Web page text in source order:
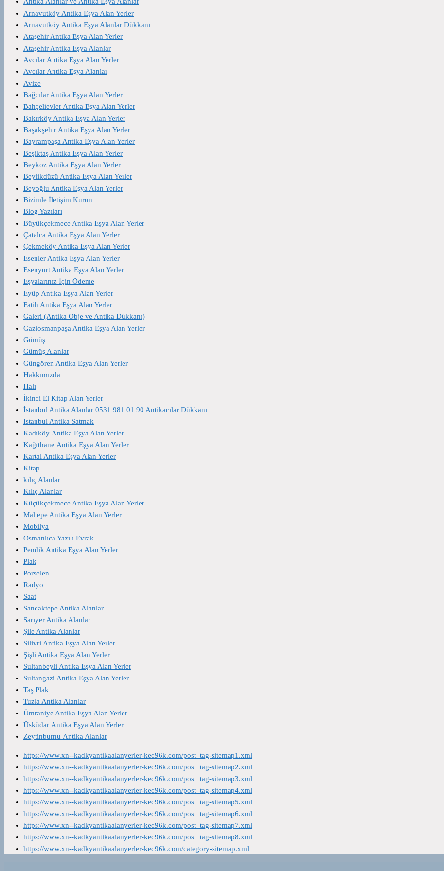
Arnavutköy Antika Eşya Alan Yerler
Arnavutköy Antika Eşya Alanlar Dükkanı
Ataşehir Antika Eşya Alan Yerler
Ataşehir Antika Eşya Alanlar
Avcılar Antika Eşya Alan Yerler
Avcılar Antika Eşya Alanlar
Avize
Bağcılar Antika Eşya Alan Yerler
Bahçelievler Antika Eşya Alan Yerler
Bakırköy Antika Eşya Alan Yerler
Başakşehir Antika Eşya Alan Yerler
Bayrampaşa Antika Eşya Alan Yerler
Beşiktaş Antika Eşya Alan Yerler
Beykoz Antika Eşya Alan Yerler
Beylikdüzü Antika Eşya Alan Yerler
Beyoğlu Antika Eşya Alan Yerler
Bizimle İletişim Kurun
Blog Yazıları
Büyükçekmece Antika Eşya Alan Yerler
Çatalca Antika Eşya Alan Yerler
Çekmeköy Antika Eşya Alan Yerler
Esenler Antika Eşya Alan Yerler
Esenyurt Antika Eşya Alan Yerler
Eşyalarınız İçin Ödeme
Eyüp Antika Eşya Alan Yerler
Fatih Antika Eşya Alan Yerler
Galeri (Antika Obje ve Antika Dükkanı)
Gaziosmanpaşa Antika Eşya Alan Yerler
Gümüş
Gümüş Alanlar
Güngören Antika Eşya Alan Yerler
Hakkımızda
Halı
İkinci El Kitap Alan Yerler
İstanbul Antika Alanlar 0531 981 01 90 Antikacılar Dükkanı
İstanbul Antika Satmak
Kadıköy Antika Eşya Alan Yerler
Kağıthane Antika Eşya Alan Yerler
Kartal Antika Eşya Alan Yerler
Kitap
kılıç Alanlar
Kılıç Alanlar
Küçükçekmece Antika Eşya Alan Yerler
Maltepe Antika Eşya Alan Yerler
Mobilya
Osmanlıca Yazılı Evrak
Pendik Antika Eşya Alan Yerler
Plak
Porselen
Radyo
Saat
Sancaktepe Antika Alanlar
Sarıyer Antika Alanlar
Şile Antika Alanlar
Silivri Antika Eşya Alan Yerler
Şişli Antika Eşya Alan Yerler
Sultanbeyli Antika Eşya Alan Yerler
Sultangazi Antika Eşya Alan Yerler
Taş Plak
Tuzla Antika Alanlar
Ümraniye Antika Eşya Alan Yerler
Üsküdar Antika Eşya Alan Yerler
Zeytinburnu Antika Alanlar
https://www.xn--kadkyantikaalanyerler-kec96k.com/post_tag-sitemap1.xml
https://www.xn--kadkyantikaalanyerler-kec96k.com/post_tag-sitemap2.xml
https://www.xn--kadkyantikaalanyerler-kec96k.com/post_tag-sitemap3.xml
https://www.xn--kadkyantikaalanyerler-kec96k.com/post_tag-sitemap4.xml
https://www.xn--kadkyantikaalanyerler-kec96k.com/post_tag-sitemap5.xml
https://www.xn--kadkyantikaalanyerler-kec96k.com/post_tag-sitemap6.xml
https://www.xn--kadkyantikaalanyerler-kec96k.com/post_tag-sitemap7.xml
https://www.xn--kadkyantikaalanyerler-kec96k.com/post_tag-sitemap8.xml
https://www.xn--kadkyantikaalanyerler-kec96k.com/category-sitemap.xml